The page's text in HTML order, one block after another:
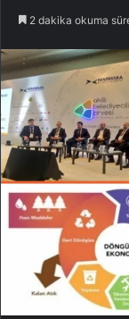
2 dakika okuma